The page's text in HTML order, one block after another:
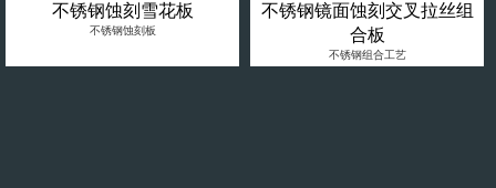
不锈钢蚀刻雪花板
不锈钢蚀刻板
不锈钢镜面蚀刻交叉拉丝组
合板
不锈钢组合工艺